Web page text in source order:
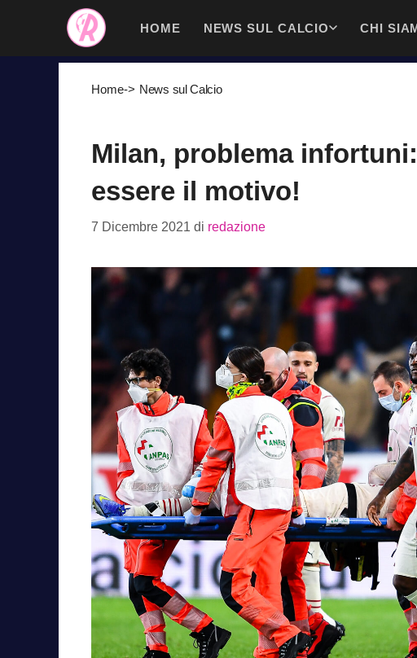
contenuto
HOME NEWS SUL CALCIO CHI
Home-> News sul Calcio
Milan, problema
essere il motivo!
7 Dicembre 2021 di redazione